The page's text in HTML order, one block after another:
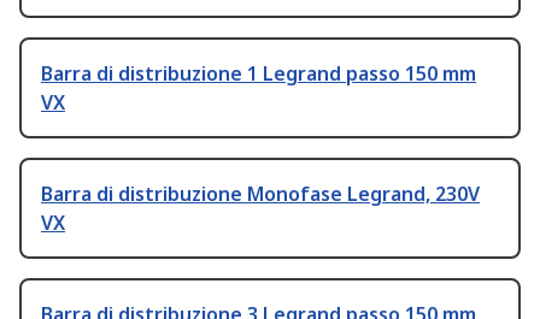
Barra di distribuzione 1 Legrand passo 150 mm
VX
Barra di distribuzione Monofase Legrand, 230V
VX